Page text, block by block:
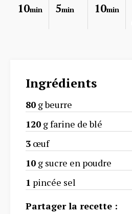
10min 5min 10min
Ingrédients
80 g beurre
120 g farine de blé
3 œuf
10 g sucre en poudre
1 pincée sel
Partager la recette :